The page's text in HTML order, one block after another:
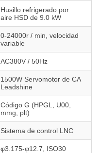
Husillo refrigerado por
aire HSD de 9.0 kW
0-24000r / min, velocidad
variable
AC380V / 50Hz
1500W Servomotor de CA
Leadshine
Código G (HPGL, U00,
mmg, plt)
Sistema de control LNC
φ3.175-φ12.7, ISO30